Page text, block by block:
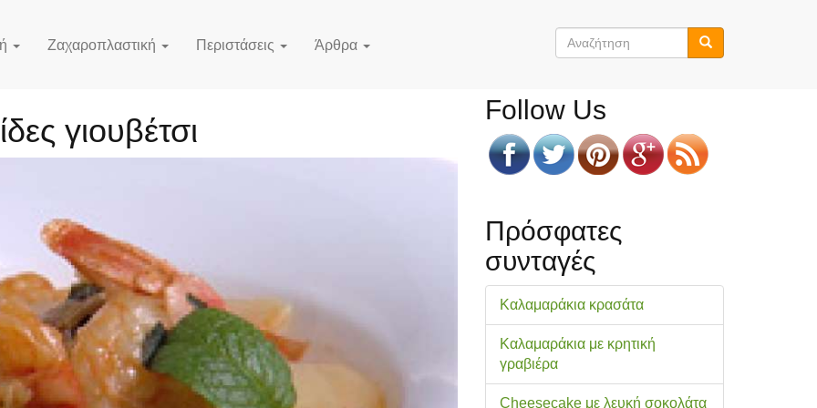
Ζαχαροπλαστική Περιστάσεις Άρθρα
Φόρμα
γιουβέτσι
Follow Us
Πρόσφατες
συνταγές
Καλαμαράκια κρασάτα
Καλαμαράκια με κρητική
γραβιέρα
Cheesecake με λευκή σοκολάτα